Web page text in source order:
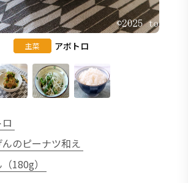
主菜 アボトロ
んのピーナツ和え
180g）